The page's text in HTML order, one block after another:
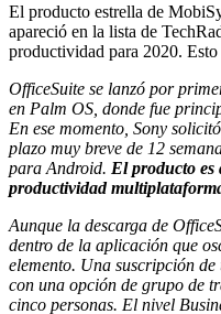
El producto estrella de
apareció en la lista de
productividad para 2020.
OfficeSuite se lanzó por
en Palm OS, donde fue
En ese momento, Sony
plazo muy breve de 12
para Android. El producto es
productividad
Aunque la descarga de
dentro de la aplicación que
elemento. Una suscripción de
con una opción de grupo de
cinco personas. El nivel